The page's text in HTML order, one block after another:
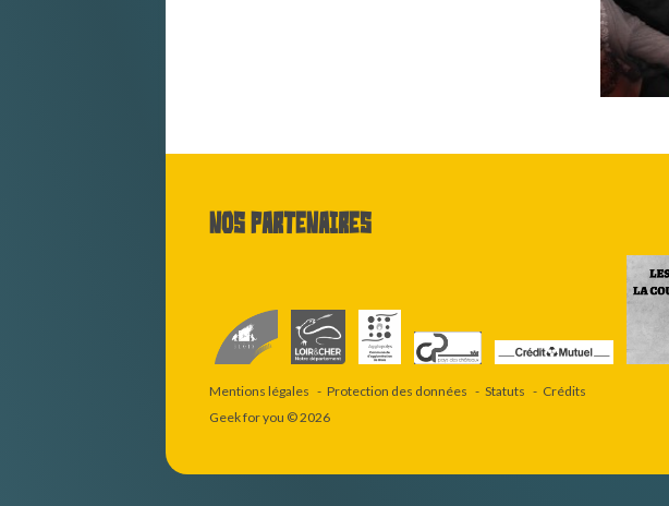
Nos partenaires
Mentions légales Protection des données Statuts
Crédits
Geek for you © 2026